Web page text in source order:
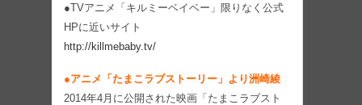
●TVアニメ「キルミーベイベー」限りなく公式
HPに近いサイト
http://killmebaby.tv/
●アニメ「たまこラブストーリー」より洲崎綾
2014年4月に公開された映画「たまこラブスト